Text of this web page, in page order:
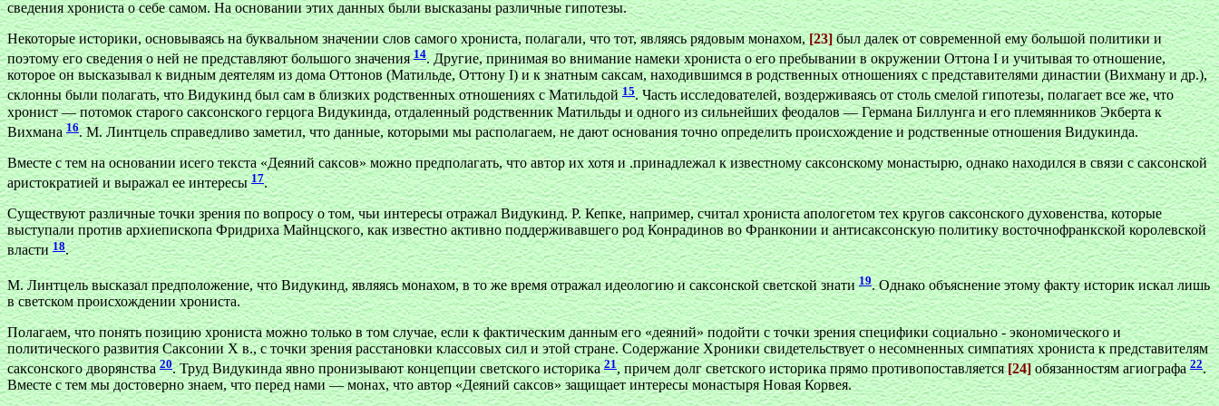
сведения хрониста о себе самом. На основании этих данных были высказаны различные гипотезы.
Некоторые историки, основываясь на буквальном значении слов самого хрониста, полагали, что тот, являясь рядовым монахом,[23]был далек от современной ему большой политики и
поэтому его сведения о ней не представляют большого значения14. Другие, принимая во внимание намеки хрониста о его пребывании в окружении Оттона I и учитывая то отношение,
которое он высказывал к видным деятелям из дома Оттонов (Матильде, Оттону I) и к знатным саксам, находившимся в родственных отношениях с представителями династии (Вихману и др.),
склонны были полагать, что Видукинд был сам в близких родственных отношениях с Матильдой15. Часть исследователей, воздерживаясь от столь смелой гипотезы, полагает все же, что
хронист — потомок старого саксонского герцога Видукинда, отдаленный родственник Матильды и одного из сильнейших феодалов — Германа Биллунга и его племянников Экберта к
Вихмана16. М. Линтцель справедливо заметил, что данные, которыми мы располагаем, не дают основания точно определить происхождение и родственные отношения Видукинда.
Вместе с тем на основании исего текста «Деяний саксов» можно предполагать, что автор их хотя и .принадлежал к известному саксонскому монастырю, однако находился в связи с саксонской
аристократией и выражал ее интересы17.
Существуют различные точки зрения по вопросу о том, чьи интересы отражал Видукинд. Р. Кепке, например, считал хрониста апологетом тех кругов саксонского духовенства, которые
выступали против архиепископа Фридриха Майнцского, как известно активно поддерживавшего род Конрадинов во Франконии и антисаксонскую политику восточнофранкской королевской
власти18.
М. Линтцель высказал предположение, что Видукинд, являясь монахом, в то же время отражал идеологию и саксонской светской знати19. Однако объяснение этому факту историк искал лишь
в светском происхождении хрониста.
Полагаем, что понять позицию хрониста можно только в том случае, если к фактическим данным его «деяний» подойти с точки зрения специфики социально - экономического и
политического развития Саксонии Х в., с точки зрения расстановки классовых сил и этой стране. Содержание Хроники свидетельствует о несомненных симпатиях хрониста к представителям
саксонского дворянства20. Труд Видукинда явно пронизывают концепции светского историка21, причем долг светского историка прямо противопоставляется[24]обязанностям агиографа22.
Вместе с тем мы достоверно знаем, что перед нами — монах, что автор «Деяний саксов» защищает интересы монастыря Новая Корвея.